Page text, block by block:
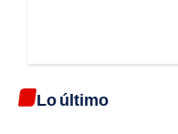
Lo último